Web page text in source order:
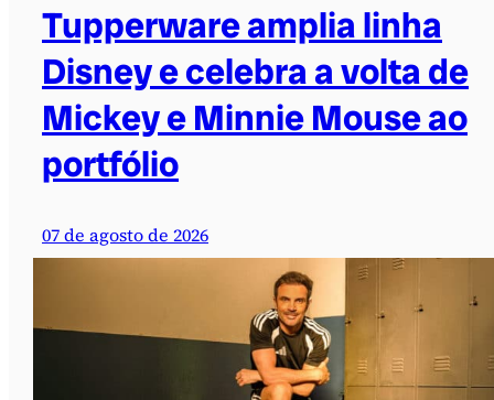
Tupperware amplia linha
Disney e celebra a volta de
Mickey e Minnie Mouse ao
portfólio
07 de agosto de 2026